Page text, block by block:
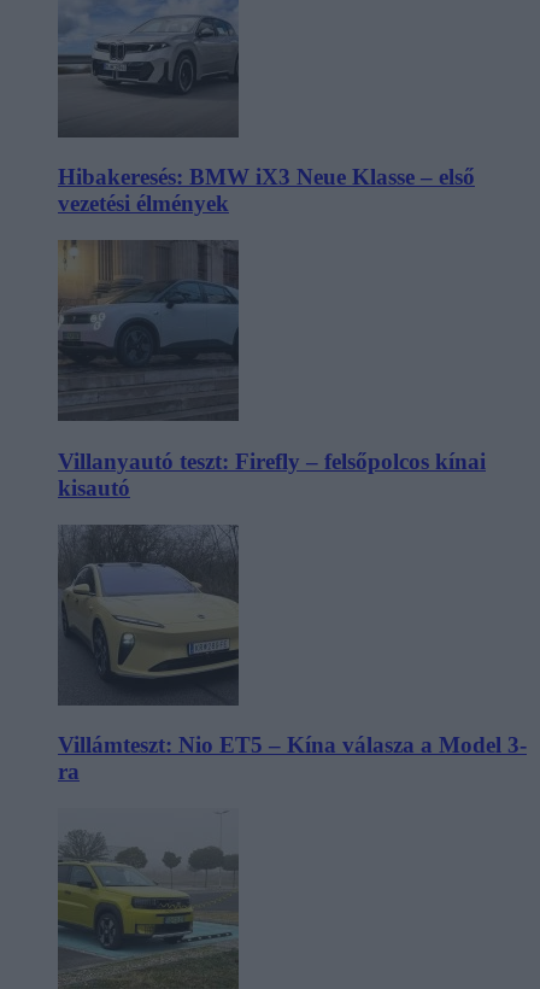
Hibakeresés: BMW iX3 Neue Klasse – első
vezetési élmények
Villanyautó teszt: Firefly – felsőpolcos kínai
kisautó
Villámteszt: Nio ET5 – Kína válasza a Model 3-
ra